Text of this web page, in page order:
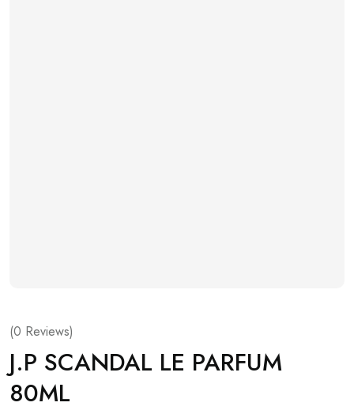
(0 Reviews)
J.P SCANDAL LE PARFUM
80ML